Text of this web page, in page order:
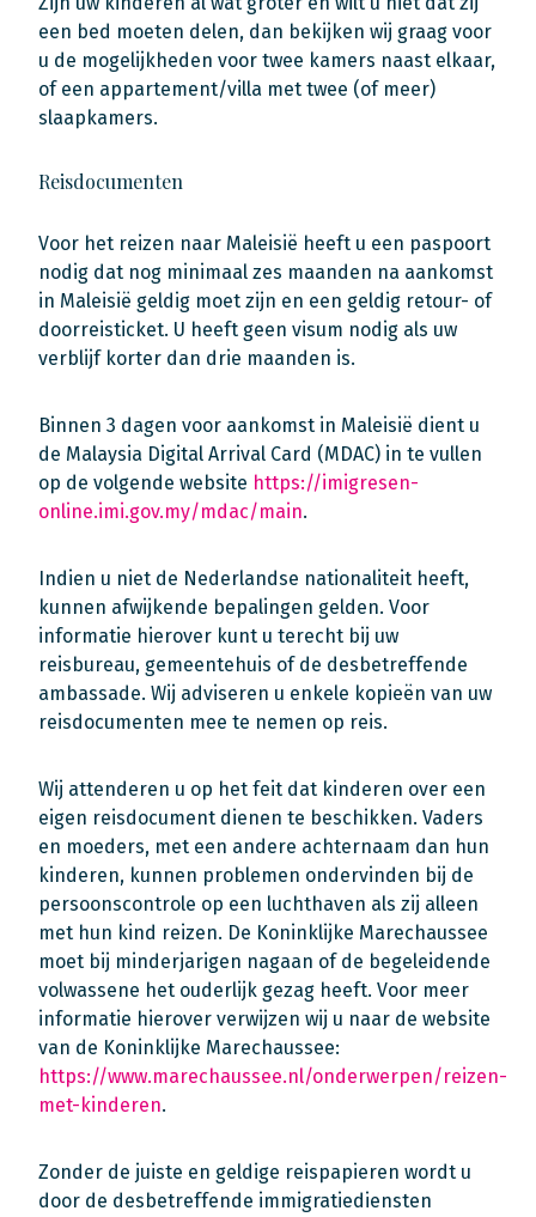
een bed moeten delen, dan bekijken wij graag voor
u de mogelijkheden voor twee kamers naast elkaar,
of een appartement/villa met twee (of meer)
slaapkamers.
Reisdocumenten
Voor het reizen naar Maleisië heeft u een paspoort
nodig dat nog minimaal zes maanden na aankomst
in Maleisië geldig moet zijn en een geldig retour- of
doorreisticket. U heeft geen visum nodig als uw
verblijf korter dan drie maanden is.
Binnen 3 dagen voor aankomst in Maleisië dient u
de Malaysia Digital Arrival Card (MDAC) in te vullen
op de volgende website https://imigresen-
online.imi.gov.my/mdac/main.
Indien u niet de Nederlandse nationaliteit heeft,
kunnen afwijkende bepalingen gelden. Voor
informatie hierover kunt u terecht bij uw
reisbureau, gemeentehuis of de desbetreffende
ambassade. Wij adviseren u enkele kopieën van uw
reisdocumenten mee te nemen op reis.
Wij attenderen u op het feit dat kinderen over een
eigen reisdocument dienen te beschikken. Vaders
en moeders, met een andere achternaam dan hun
kinderen, kunnen problemen ondervinden bij de
persoonscontrole op een luchthaven als zij alleen
met hun kind reizen. De Koninklijke Marechaussee
moet bij minderjarigen nagaan of de begeleidende
volwassene het ouderlijk gezag heeft. Voor meer
informatie hierover verwijzen wij u naar de website
van de Koninklijke Marechaussee:
https://www.marechaussee.nl/onderwerpen/reizen-
met-kinderen.
Zonder de juiste en geldige reispapieren wordt u
door de desbetreffende immigratiediensten